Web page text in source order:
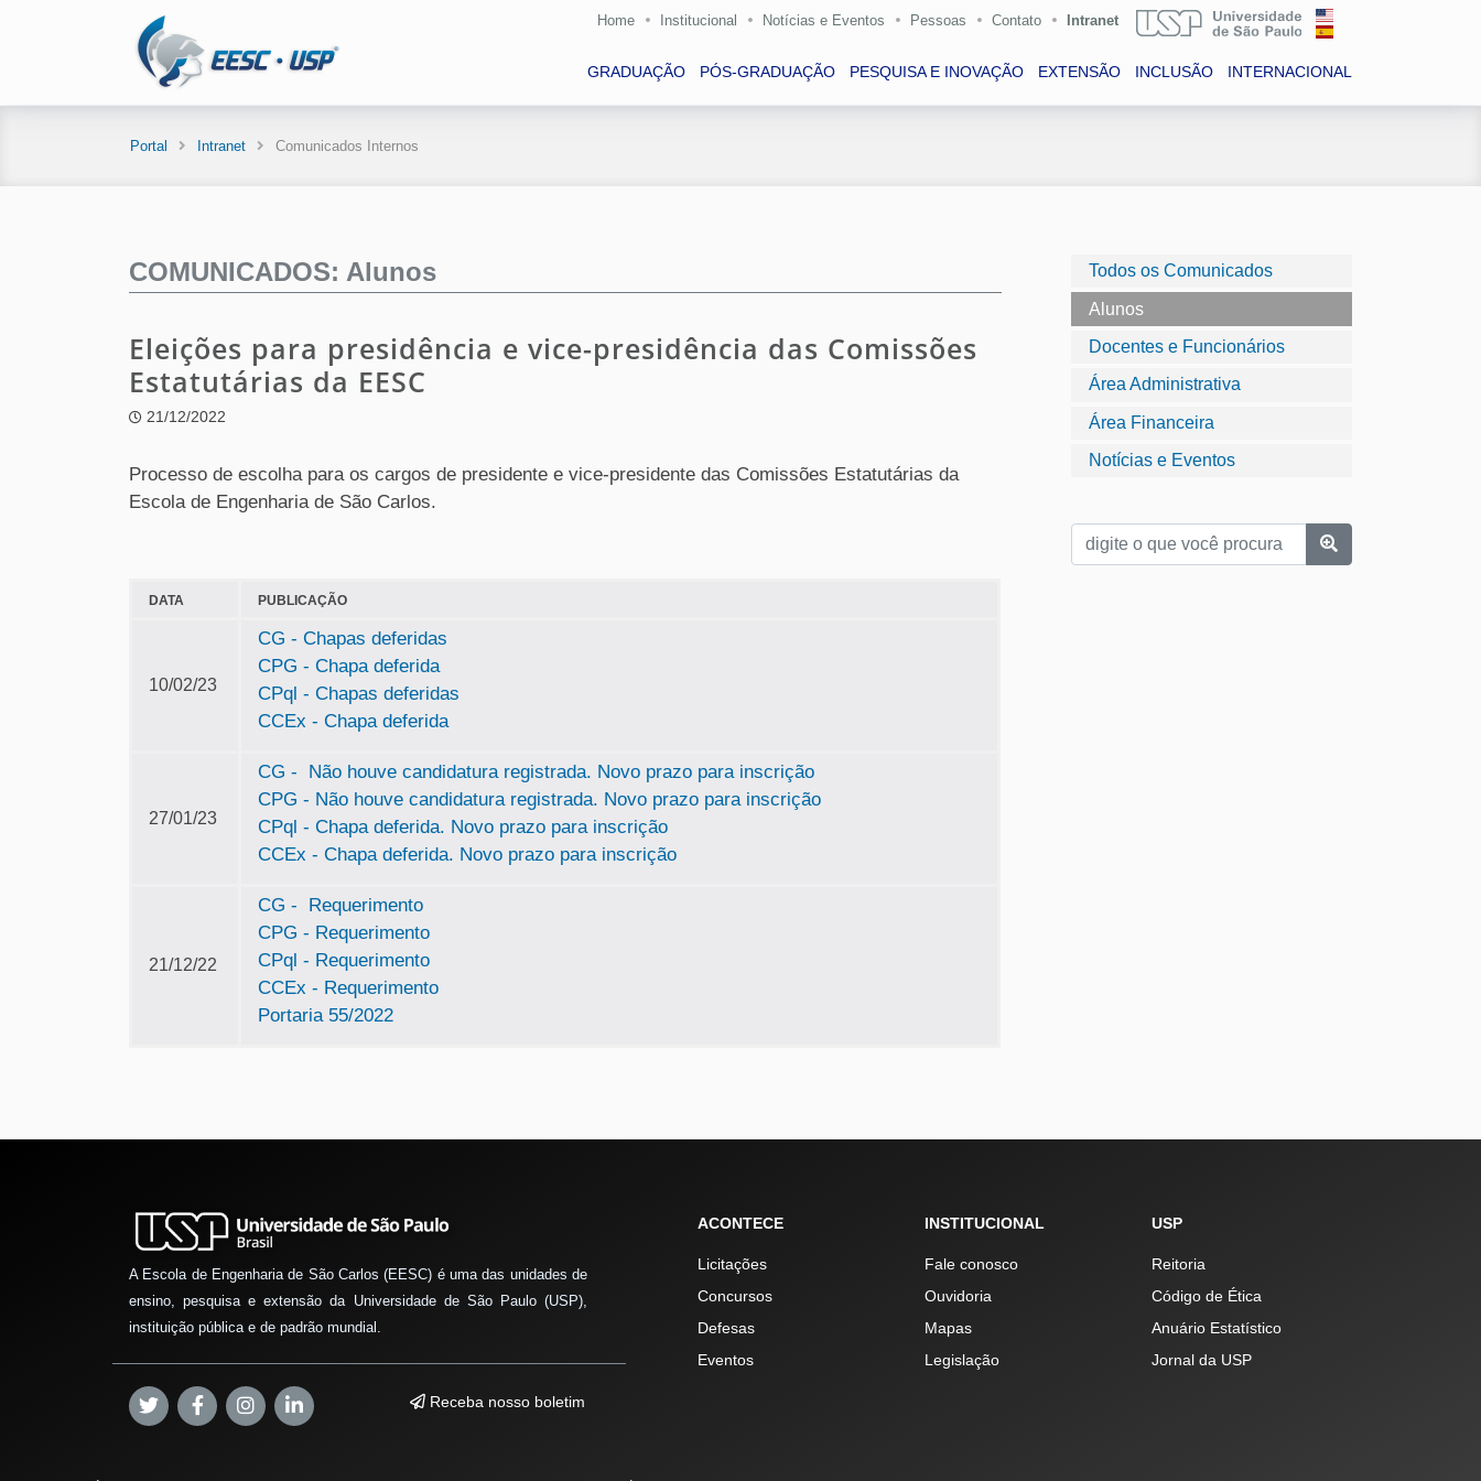
Home Institucional Notícias e Eventos Pessoas Contato Intranet
GRADUAÇÃO PÓS-GRADUAÇÃO PESQUISA E INOVAÇÃO EXTENSÃO INCLUSÃO INTERNACIONAL
Portal Intranet Comunicados Internos
Todos os Comunicados
Alunos
Docentes e Funcionários
Área Administrativa
Área Financeira
Notícias e Eventos
COMUNICADOS: Alunos
Eleições para presidência e vice-presidência das Comissões
Estatutárias da EESC
21/12/2022
Processo de escolha para os cargos de presidente e vice-presidente das Comissões Estatutárias da
Escola de Engenharia de São Carlos.
DATA PUBLICAÇÃO
10/02/23
CG - Chapas deferidas
CPG - Chapa deferida
CPql - Chapas deferidas
CCEx - Chapa deferida
27/01/23
CG - Não houve candidatura registrada. Novo prazo para inscrição
CPG - Não houve candidatura registrada. Novo prazo para inscrição
CPql - Chapa deferida. Novo prazo para inscrição
CCEx - Chapa deferida. Novo prazo para inscrição
21/12/22
CG - Requerimento
CPG - Requerimento
CPql - Requerimento
CCEx - Requerimento
Portaria 55/2022
A Escola de Engenharia de São Carlos (EESC) é uma das unidades de
ensino, pesquisa e extensão da Universidade de São Paulo (USP),
instituição pública e de padrão mundial.
Receba nosso boletim
ACONTECE
Licitações
Concursos
Defesas
Eventos
INSTITUCIONAL
Fale conosco
Ouvidoria
Mapas
Legislação
USP
Reitoria
Código de Ética
Anuário Estatístico
Jornal da USP